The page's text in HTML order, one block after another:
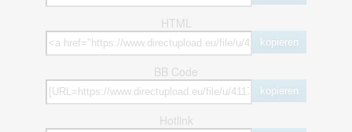
HTML
kopieren
BB Code
kopieren
Hotlink